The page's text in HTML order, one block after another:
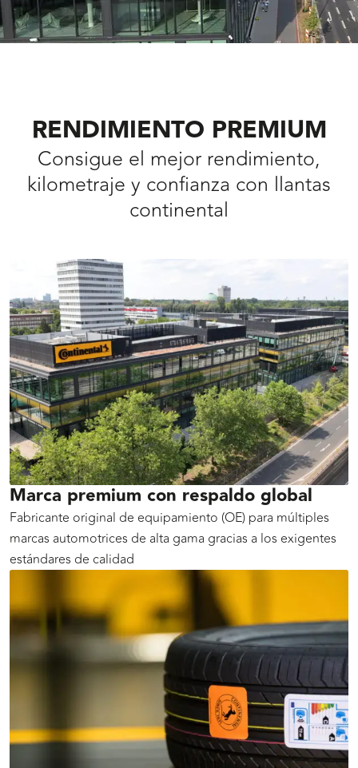
RENDIMIENTO PREMIUM
Consigue el mejor rendimiento,
kilometraje y confianza con llantas
continental
Marca premium con respaldo global
Fabricante original de equipamiento (OE) para múltiples
marcas automotrices de alta gama gracias a los exigentes
estándares de calidad